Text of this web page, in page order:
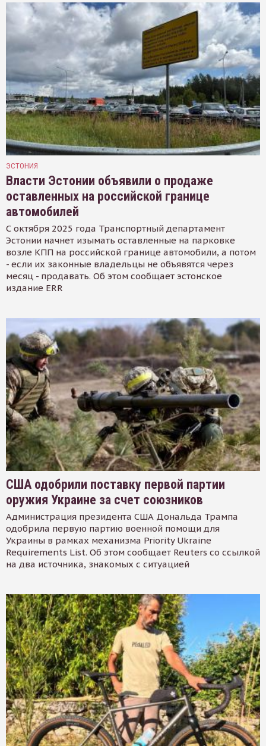
ЭСТОНИЯ
Власти Эстонии объявили о продаже
оставленных на российской границе
автомобилей
С октября 2025 года Транспортный департамент
Эстонии начнет изымать оставленные на парковке
возле КПП на российской границе автомобили, а потом
- если их законные владельцы не объявятся через
месяц - продавать. Об этом сообщает эстонское
издание ERR
США одобрили поставку первой партии
оружия Украине за счет союзников
Администрация президента США Дональда Трампа
одобрила первую партию военной помощи для
Украины в рамках механизма Priority Ukraine
Requirements List. Об этом сообщает Reuters со ссылкой
на два источника, знакомых с ситуацией